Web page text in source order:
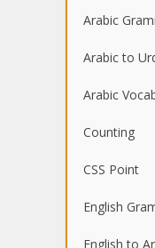
Arabic
Arabic to
Arabic
Counting
CSS Point
English
English to